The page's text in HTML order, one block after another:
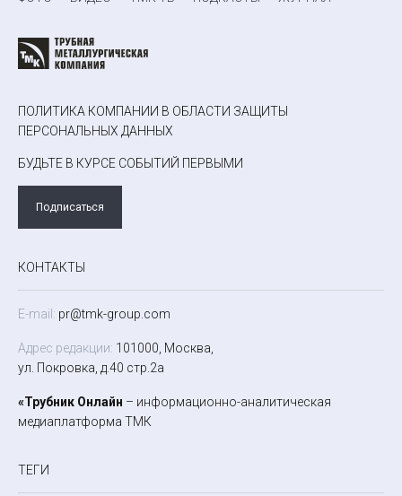
ПОЛИТИКА КОМПАНИИ В ОБЛАСТИ ЗАЩИТЫ
ПЕРСОНАЛЬНЫХ ДАННЫХ
БУДЬТЕ В КУРСЕ СОБЫТИЙ ПЕРВЫМИ
Подписаться
КОНТАКТЫ
E-mail: pr@tmk-group.com
Адрес редакции: 101000, Москва,
ул. Покровка, д.40 стр.2а
«Трубник Онлайн – информационно-аналитическая
медиаплатформа ТМК
ТЕГИ